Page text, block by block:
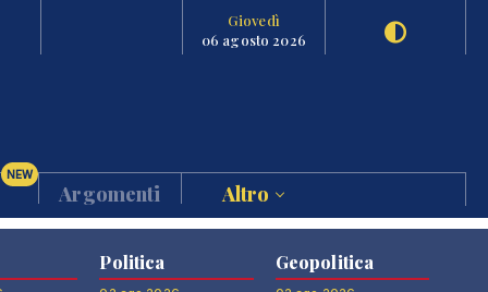
Giovedì
06 agosto 2026
NEW
Argomenti Altro
Politica Geopolitica